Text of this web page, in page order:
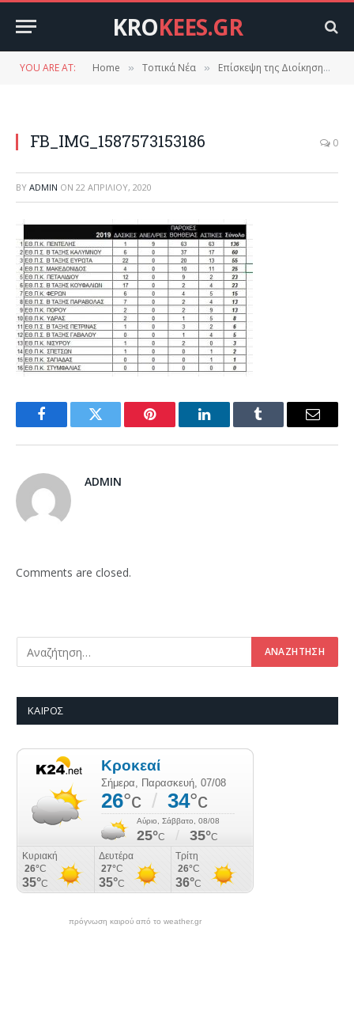
KROKEES.GR
YOU ARE AT: Home » Τοπικά Νέα » Επίσκεψη της Διοίκησης ΠΥ Λακωνίας στον Δήμο Ευρώτα.
FB_IMG_1587573153186 0
BY ADMIN ON 22 ΑΠΡΙΛΊΟΥ, 2020
FacebookTwitter Pinterest LinkedInTumblr Email
ADMIN
Comments are closed.
ΚΑΙΡΌΣ
πρόγνωση καιρού από το weather.gr